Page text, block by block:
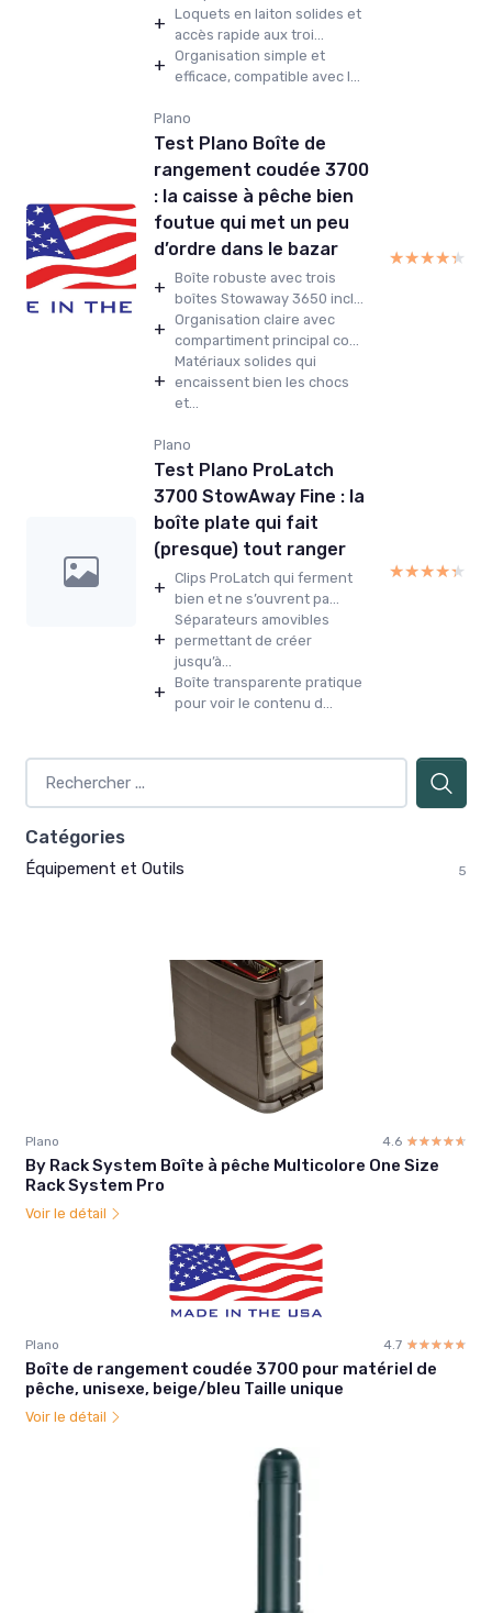
+ Loquets en laiton solides et
accès rapide aux troi...
+ Organisation simple et
efficace, compatible avec l...
Plano
Test Plano Boîte de
rangement coudée 3700
: la caisse à pêche bien
foutue qui met un peu
d’ordre dans le bazar
+ Boîte robuste avec trois
boîtes Stowaway 3650 incl...
+ Organisation claire avec
compartiment principal co...
+
Matériaux solides qui
encaissent bien les chocs
et...
★★★★★
★★★★★
Plano
Test Plano ProLatch
3700 StowAway Fine : la
boîte plate qui fait
(presque) tout ranger
+ Clips ProLatch qui ferment
bien et ne s’ouvrent pa...
+
Séparateurs amovibles
permettant de créer
jusqu’à...
+ Boîte transparente pratique
pour voir le contenu d...
★★★★★
★★★★★
Catégories
Équipement et Outils 5
Plano 4.6 ☆☆☆☆☆
★★★★★
By Rack System Boîte à pêche Multicolore One Size
Rack System Pro
Voir le détail
Plano 4.7 ☆☆☆☆☆
★★★★★
Boîte de rangement coudée 3700 pour matériel de
pêche, unisexe, beige/bleu Taille unique
Voir le détail